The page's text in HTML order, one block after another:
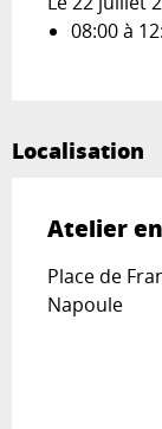
08:00 à
Localisation
Atelier
Place de
Napoule